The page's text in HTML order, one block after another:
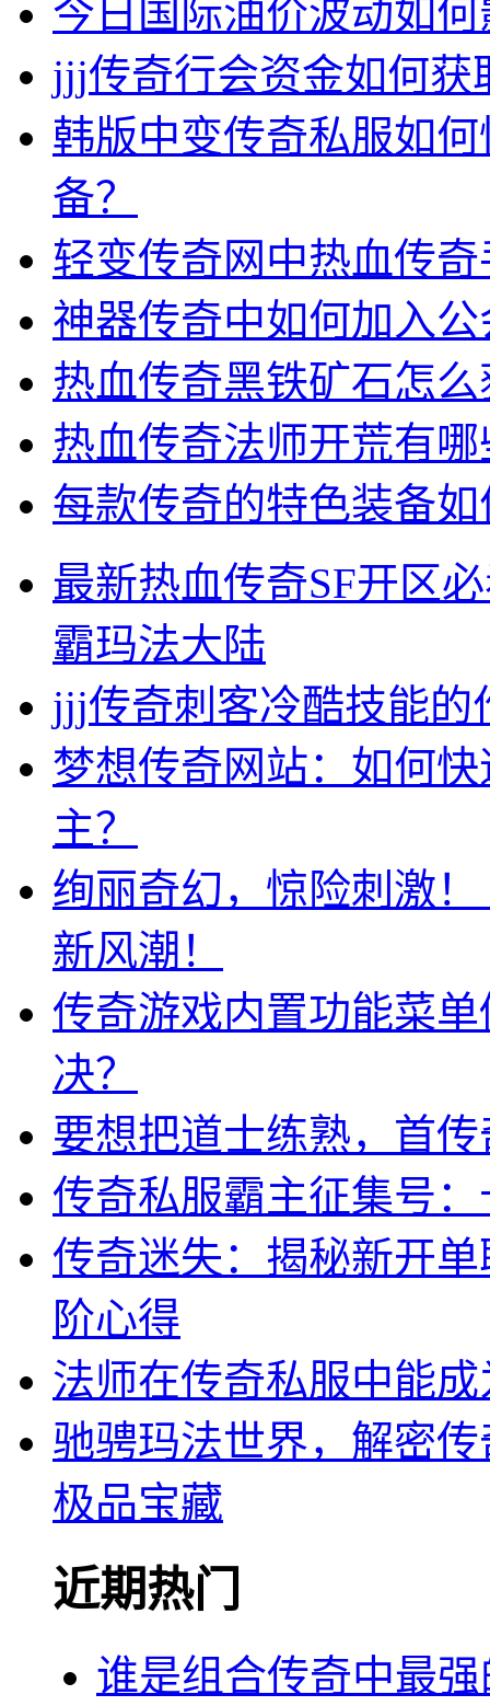
今日国际油价波动如
jjj传奇行会资金如何获
韩版中变传奇私服如
备？
轻变传奇网中热血传
神器传奇中如何加入公
热血传奇黑铁矿石怎
热血传奇法师开荒有
每款传奇的特色装备
最新热血传奇SF开区
霸玛法大陆
jjj传奇刺客冷酷技能的
梦想传奇网站：如何
主？
绚丽奇幻，惊险刺激
新风潮！
传奇游戏内置功能菜
决？
要想把道士练熟，首
传奇私服霸主征集号
传奇迷失：揭秘新开
阶心得
法师在传奇私服中能
驰骋玛法世界，解密
极品宝藏
近期热门
谁是组合传奇中最强